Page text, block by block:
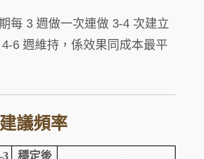
期每 3 週做一次連做 3-4 次建立
6 週維持，係效果同成本最平
議頻率
3
穩定後